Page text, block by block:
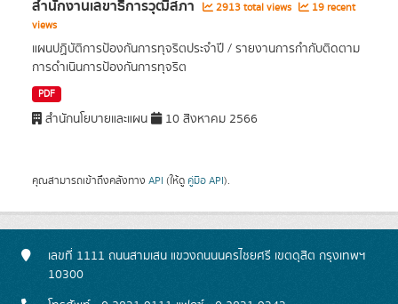
สํานักงานเลขาธิการวุฒิสภา 2913 total views
19 recent
views
แผนปฏิบัติการป้องกันการทุจริตประจำปี / รายงานการกำกับติดตาม
การดำเนินการป้องกันการทุจริต
PDF
สำนักนโยบายและแผน 10 สิงหาคม 2566
คุณสามารถเข้าถึงคลังทาง API (ให้ดู คู่มือ API).
เลขที่ 1111 ถนนสามเสน แขวงถนนนครไชยศรี เขตดุสิต กรุงเทพฯ
10300